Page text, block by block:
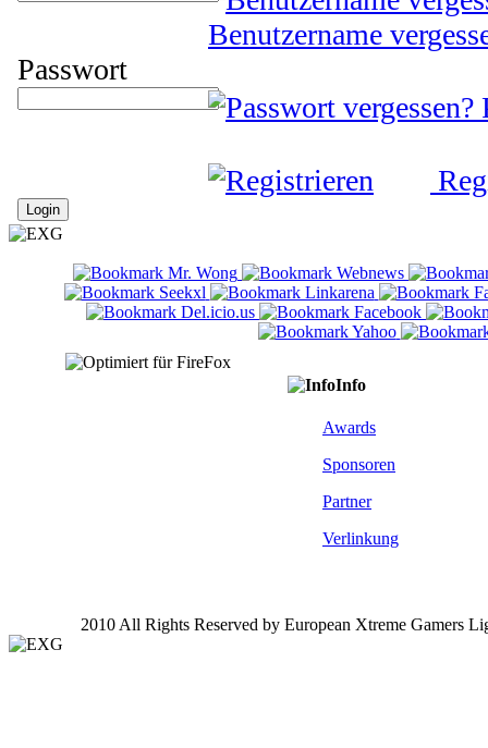
Benutzername
Passwort
Info
Awards
Sponsoren
Partner
Verlinkung
2010 All Rights Reserved by European Xtreme Gamers